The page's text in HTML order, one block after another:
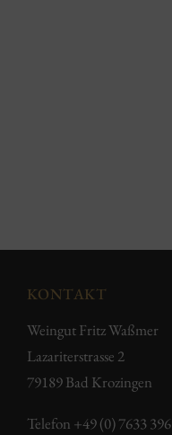
KONTAKT
Weingut Fritz Waßmer
Lazariterstrasse 2
79189 Bad Krozingen
Telefon +49 (0) 7633